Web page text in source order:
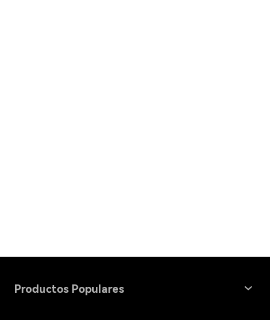
Productos Populares